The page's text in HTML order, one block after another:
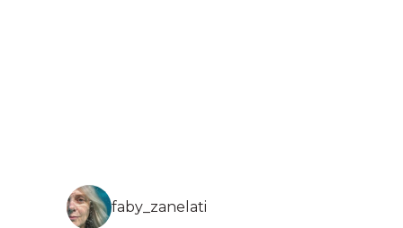
faby_zanelati